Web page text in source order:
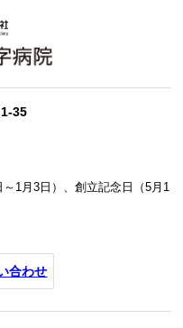
35
1月3日）、創立記念日（5月1
合わせ